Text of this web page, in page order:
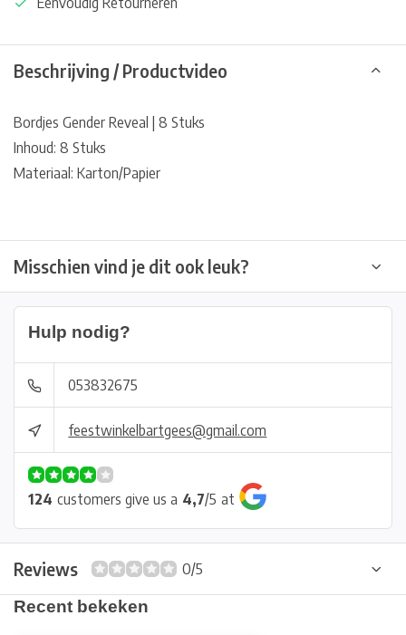
Beschrijving / Productvideo
Bordjes Gender Reveal | 8 Stuks
Inhoud: 8 Stuks
Materiaal: Karton/Papier
Misschien vind je dit ook leuk?
Hulp nodig?
053832675
feestwinkelbartgees@gmail.com
124 customers give us a 4,7/5 at
Reviews
0/5
Recent bekeken